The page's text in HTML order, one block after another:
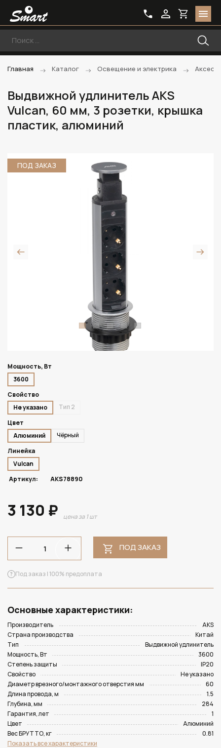
Главная Каталог Освещение и электрика
Выдвижной удлинитель AKS
Vulcan, 60 мм, 3 розетки, крышка
пластик, алюминий
ПОД ЗАКАЗ
Мощность, Вт
3600
Свойство
Не указано
Тип 2
Цвет
Алюминий
Чёрный
Линейка
Vulcan
Артикул:
AKS78890
3 130 ₽ цена за 1 шт
ПОД ЗАКАЗ
Под заказ | 100% предоплата
Основные характеристики:
Производитель
AKS
Страна производства
Китай
Тип
Выдвижной удлинитель
Мощность, Вт
3600
Степень защиты
IP20
Свойство
Не указано
Диаметр врезного/монтажного отверстия мм
60
Длина провода, м
1.5
Глубина, мм
284
Гарантия, лет
1
Цвет
Алюминий
Вес БРУТТО, кг
0.81
Показать все характеристики